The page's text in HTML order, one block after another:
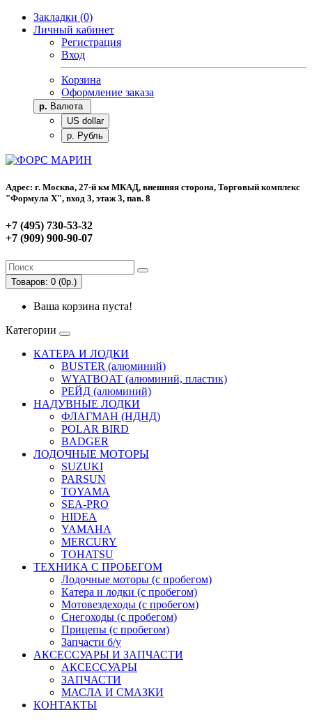
Закладки (0)
Личный кабинет
Регистрация
Вход
Корзина
Оформление заказа
р. Валюта
US dollar
р. Рубль
Адрес: г. Москва, 27-й км МКАД, внешняя сторона, Торговый комплекс
"Формула Х", вход 3, этаж 3, пав. 8
+7 (495) 730-53-32
+7 (909) 900-90-07
Товаров: 0 (0р.)
Ваша корзина пуста!
Категории
КАТЕРА И ЛОДКИ
BUSTER (алюминий)
WYATBOAT (алюминий, пластик)
РЕЙД (алюминий)
НАДУВНЫЕ ЛОДКИ
ФЛАГМАН (НДНД)
POLAR BIRD
BADGER
ЛОДОЧНЫЕ МОТОРЫ
SUZUKI
PARSUN
TOYAMA
SEA-PRO
HIDEA
YAMAHA
MERCURY
TOHATSU
ТЕХНИКА С ПРОБЕГОМ
Лодочные моторы (с пробегом)
Катера и лодки (с пробегом)
Мотовездеходы (с пробегом)
Снегоходы (с пробегом)
Прицепы (с пробегом)
Запчасти б/у
АКСЕССУАРЫ И ЗАПЧАСТИ
АКСЕССУАРЫ
ЗАПЧАСТИ
МАСЛА И СМАЗКИ
КОНТАКТЫ